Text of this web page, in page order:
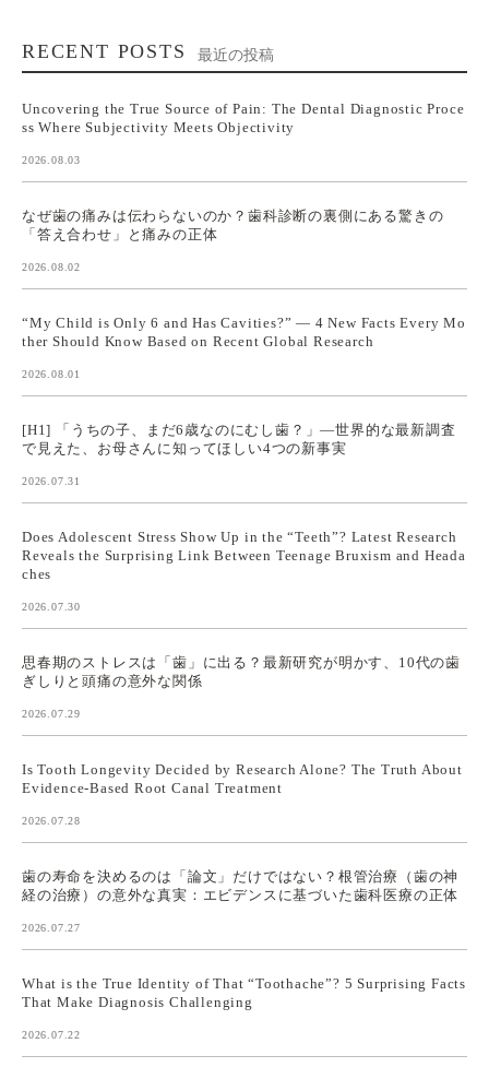
RECENT POSTS 最近の投稿
Uncovering the True Source of Pain: The Dental Diagnostic Proce
ss Where Subjectivity Meets Objectivity
2026.08.03
なぜ歯の痛みは伝わらないのか？歯科診断の裏側にある驚きの
「答え合わせ」と痛みの正体
2026.08.02
“My Child is Only 6 and Has Cavities?” — 4 New Facts Every Mo
ther Should Know Based on Recent Global Research
2026.08.01
[H1] 「うちの子、まだ6歳なのにむし歯？」—世界的な最新調査
で見えた、お母さんに知ってほしい4つの新事実
2026.07.31
Does Adolescent Stress Show Up in the “Teeth”? Latest Research
Reveals the Surprising Link Between Teenage Bruxism and Heada
ches
2026.07.30
思春期のストレスは「歯」に出る？最新研究が明かす、10代の歯
ぎしりと頭痛の意外な関係
2026.07.29
Is Tooth Longevity Decided by Research Alone? The Truth About
Evidence-Based Root Canal Treatment
2026.07.28
歯の寿命を決めるのは「論文」だけではない？根管治療（歯の神
経の治療）の意外な真実：エビデンスに基づいた歯科医療の正体
2026.07.27
What is the True Identity of That “Toothache”? 5 Surprising Facts
That Make Diagnosis Challenging
2026.07.22